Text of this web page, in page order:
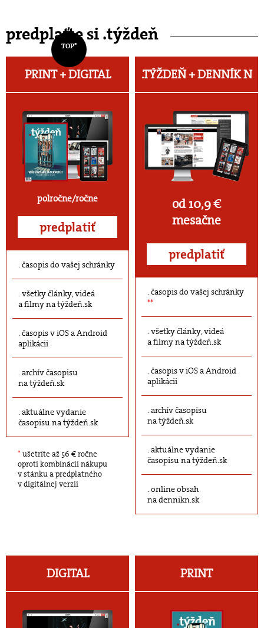
predplaťte si .týždeň
TOP*
PRINT + DIGITAL
polročne/ročne
predplatiť
časopis do vašej schránky
všetky články, videá
a filmy na týždeň.sk
časopis v iOS a Android
aplikácii
archív časopisu
na týždeň.sk
aktuálne vydanie
časopisu na týždeň.sk
* ušetríte až 56 € ročne
oproti kombinácii nákupu
v stánku a predplatného
v digitálnej verzii
.TÝŽDEŇ +DENNÍK N
od 10,9 €
mesačne
predplatiť
časopis do vašej schránky
**
všetky články, videá
a filmy na týždeň.sk
časopis v iOS a Android
aplikácii
archív časopisu
na týždeň.sk
aktuálne vydanie
časopisu na týždeň.sk
online obsah
na dennikn.sk
DIGITAL PRINT